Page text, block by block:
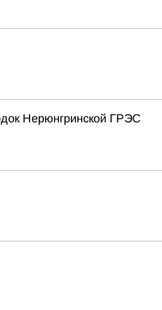
Нерюнгринской ГРЭС